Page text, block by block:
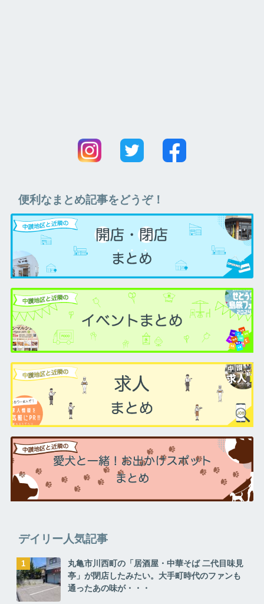
便利なまとめ記事をどうぞ！
デイリー人気記事
丸亀市川西町の「居酒屋・中華そば 二代目味見
亭」が閉店したみたい。大手町時代のファンも
通ったあの味が・・・